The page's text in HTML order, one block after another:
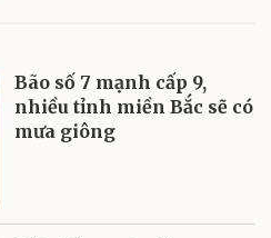
Bão số 7 mạnh cấp 9,
nhiều tỉnh miền Bắc sẽ có
mưa giông